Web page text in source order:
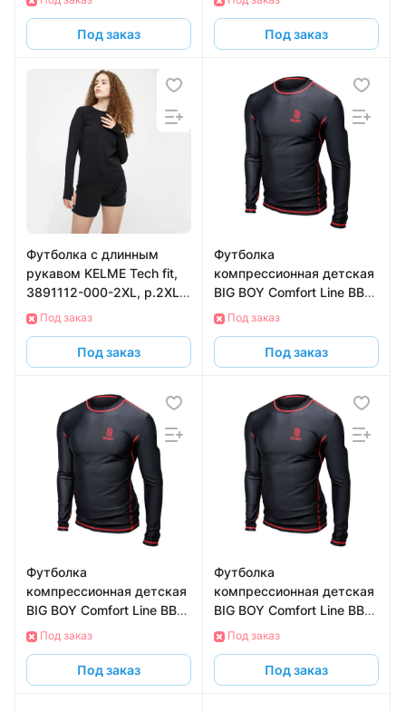
Под заказ Под заказ
Футболка с длинным
рукавом KELME Tech fit,
3891112-000-2XL, р.2XL,
черный
Под заказ
Под заказ
Футболка
компрессионная детская
BIG BOY Comfort Line BB-
TPEL-JR-S с длинным
Под заказ
Под заказ
Футболка
компрессионная детская
BIG BOY Comfort Line BB-
TPEL-JR-M с длинным
Под заказ
Под заказ
Футболка
компрессионная детская
BIG BOY Comfort Line BB-
TPEL-JR-L с длинным
Под заказ
Под заказ